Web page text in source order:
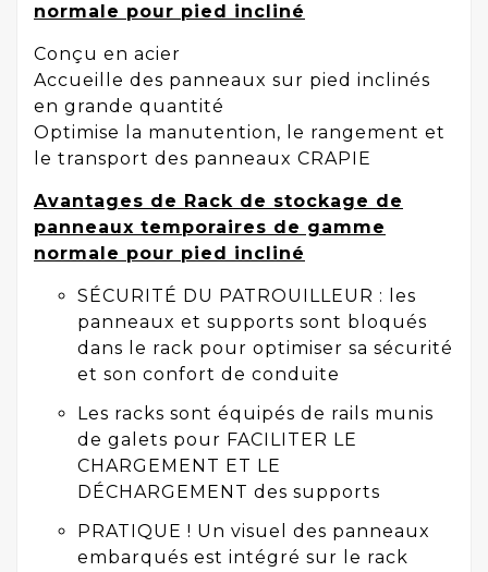
normale pour pied incliné
Conçu en acier
Accueille des panneaux sur pied inclinés
en grande quantité
Optimise la manutention, le rangement et
le transport des panneaux CRAPIE
Avantages de Rack de stockage de
panneaux temporaires de gamme
normale pour pied incliné
SÉCURITÉ DU PATROUILLEUR : les
panneaux et supports sont bloqués
dans le rack pour optimiser sa sécurité
et son confort de conduite
Les racks sont équipés de rails munis
de galets pour FACILITER LE
CHARGEMENT ET LE
DÉCHARGEMENT des supports
PRATIQUE ! Un visuel des panneaux
embarqués est intégré sur le rack